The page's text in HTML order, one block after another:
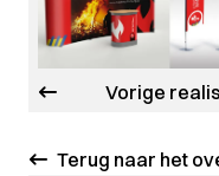
Vorige
Terug naar het